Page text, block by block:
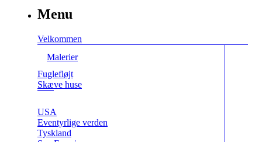
Menu
Velkommen
Malerier
Fuglefløjt
Skæve huse
USA
Eventyrlige verden
Tyskland